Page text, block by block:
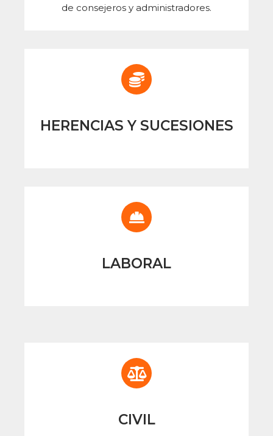
de consejeros y administradores.
HERENCIAS Y SUCESIONES
LABORAL
CIVIL